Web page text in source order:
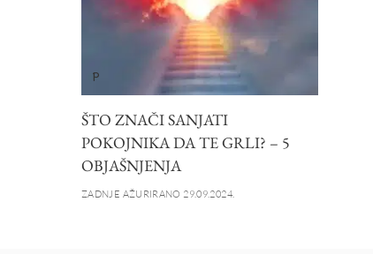
P
ŠTO ZNAČI SANJATI
POKOJNIKA DA TE GRLI? – 5
OBJAŠNJENJA
ZADNJE AŽURIRANO 29.09.2024.